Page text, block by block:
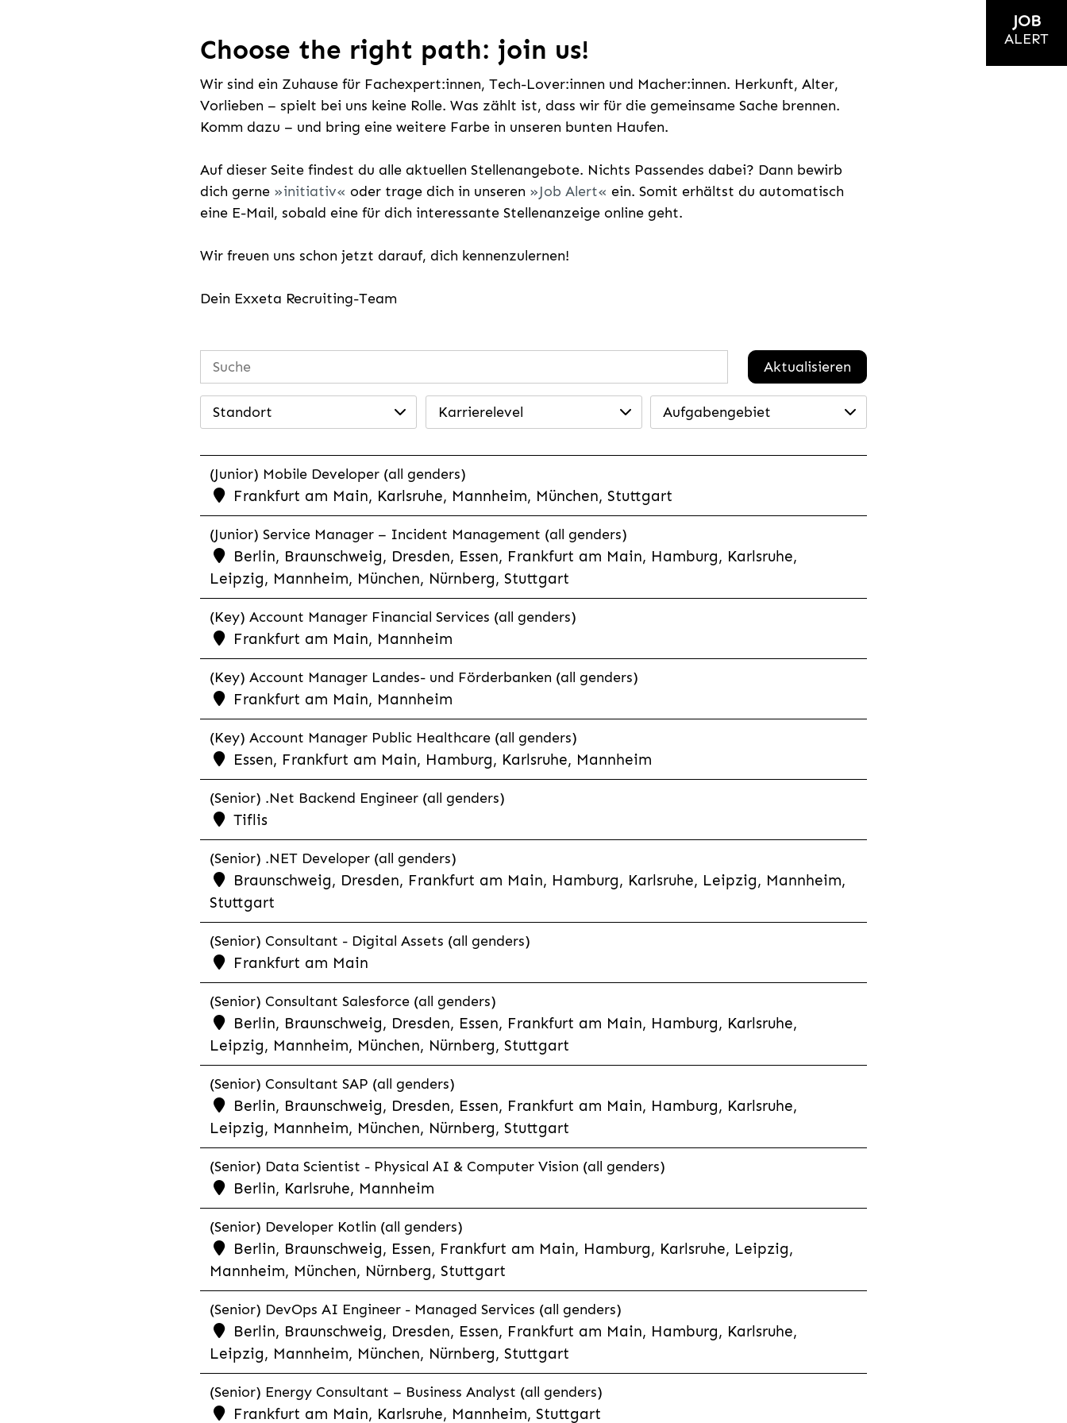
Choose the right path: join us!
Wir sind ein Zuhause für Fachexpert:innen, Tech-Lover:innen und Macher:innen. Herkunft, Alter,
Vorlieben – spielt bei uns keine Rolle. Was zählt ist, dass wir für die gemeinsame Sache brennen.
Komm dazu – und bring eine weitere Farbe in unseren bunten Haufen.
Auf dieser Seite findest du alle aktuellen Stellenangebote. Nichts Passendes dabei? Dann bewirb
dich gerne
initiativ oder trage dich in unseren Job Alert
ein. Somit erhältst du automatisch
eine E-Mail, sobald eine für dich interessante Stellenanzeige online geht.
Wir freuen uns schon jetzt darauf, dich kennenzulernen!
Dein Exxeta Recruiting-Team
Aktualisieren
Standort Karrierelevel Aufgabengebiet
(Junior) Mobile Developer (all genders)
Frankfurt am Main, Karlsruhe, Mannheim, München, Stuttgart
(Junior) Service Manager – Incident Management (all genders)
Berlin, Braunschweig, Dresden, Essen, Frankfurt am Main, Hamburg, Karlsruhe,
Leipzig, Mannheim, München, Nürnberg, Stuttgart
(Key) Account Manager Financial Services (all genders)
Frankfurt am Main, Mannheim
(Key) Account Manager Landes- und Förderbanken (all genders)
Frankfurt am Main, Mannheim
(Key) Account Manager Public Healthcare (all genders)
Essen, Frankfurt am Main, Hamburg, Karlsruhe, Mannheim
(Senior) .Net Backend Engineer (all genders)
Tiflis
(Senior) .NET Developer (all genders)
Braunschweig, Dresden, Frankfurt am Main, Hamburg, Karlsruhe, Leipzig, Mannheim,
Stuttgart
(Senior) Consultant - Digital Assets (all genders)
Frankfurt am Main
(Senior) Consultant Salesforce (all genders)
Berlin, Braunschweig, Dresden, Essen, Frankfurt am Main, Hamburg, Karlsruhe,
Leipzig, Mannheim, München, Nürnberg, Stuttgart
(Senior) Consultant SAP (all genders)
Berlin, Braunschweig, Dresden, Essen, Frankfurt am Main, Hamburg, Karlsruhe,
Leipzig, Mannheim, München, Nürnberg, Stuttgart
(Senior) Data Scientist - Physical AI & Computer Vision (all genders)
Berlin, Karlsruhe, Mannheim
(Senior) Developer Kotlin (all genders)
Berlin, Braunschweig, Essen, Frankfurt am Main, Hamburg, Karlsruhe, Leipzig,
Mannheim, München, Nürnberg, Stuttgart
(Senior) DevOps AI Engineer - Managed Services (all genders)
Berlin, Braunschweig, Dresden, Essen, Frankfurt am Main, Hamburg, Karlsruhe,
Leipzig, Mannheim, München, Nürnberg, Stuttgart
(Senior) Energy Consultant – Business Analyst (all genders)
Frankfurt am Main, Karlsruhe, Mannheim, Stuttgart
JOB
ALERT